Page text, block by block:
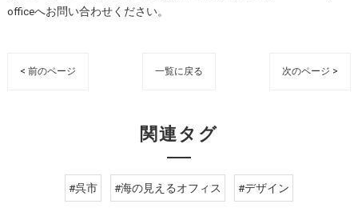
officeへお問い合わせください。
< 前のページ 一覧に戻る 次のページ >
関連タグ
#呉市 #海の見えるオフィス #デザイン